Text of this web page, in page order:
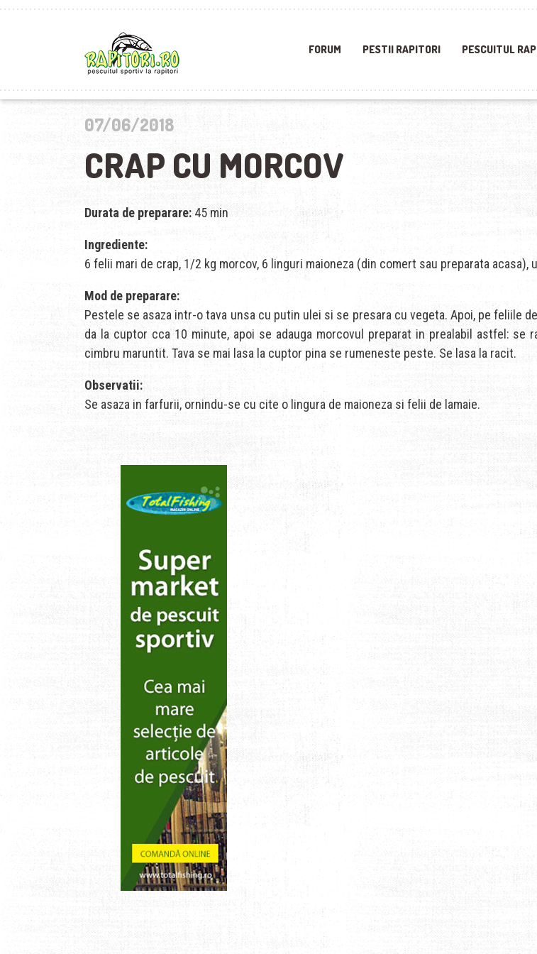
FORUM PESTII RAPITORI PESCUITUL
07/06/2018
CRAP CU MORCOV
Durata de preparare:45 min
Ingrediente:
6 felii mari de crap, 1/2 kg morcov, 6 linguri maioneza (din comert sau preparata acasa),
Mod de preparare:
Pestele se asaza intr-o tava unsa cu putin ulei si se presara cu vegeta. Apoi, pe feliile
da la cuptor cca 10 minute, apoi se adauga morcovul preparat in prealabil astfel:
cimbru maruntit. Tava se mai lasa la cuptor pina se rumeneste peste. Se lasa la racit.
Observatii:
Se asaza in farfurii, ornindu-se cu cite o lingura de maioneza si felii de lamaie.